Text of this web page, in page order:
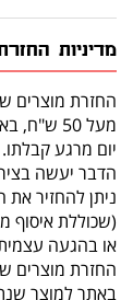
מדיניות
החזרת מוצרים
יום מרגע קבלתו.
הדבר יעשה
(שכוללת איסוף
או בהגעה עצמית
החזרת מוצרים
באתר למוצר